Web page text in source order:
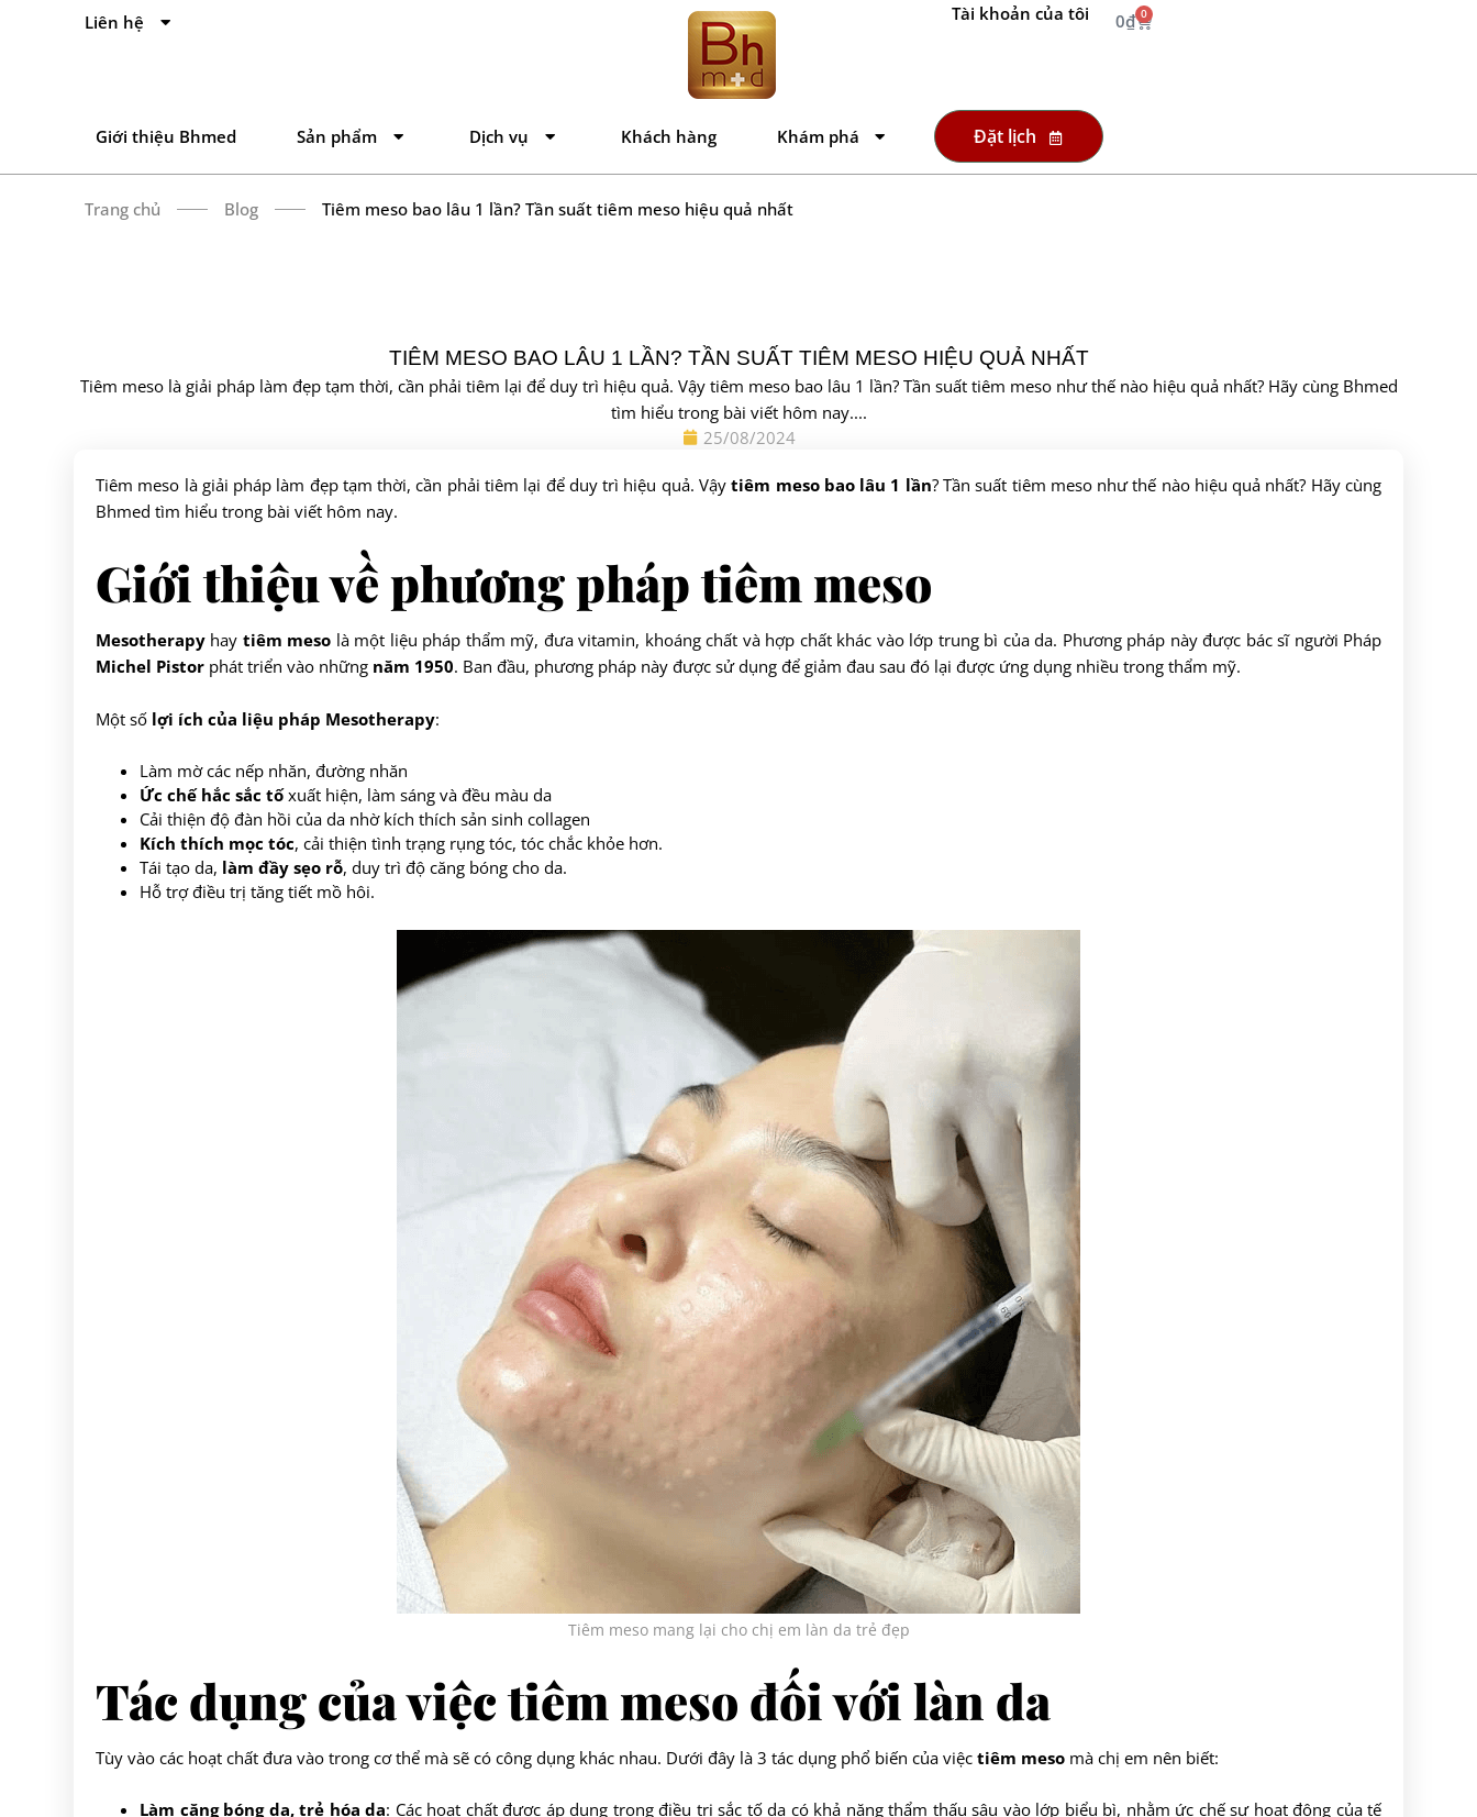
Liên hệ Tài khoản của tôi 0₫ 0
Giới thiệu Bhmed Sản phẩm Dịch vụ Khách hàng Khám phá Đặt lịch
Trang chủ Blog Tiêm meso bao lâu 1 lần? Tần suất tiêm meso hiệu quả nhất
TIÊM MESO BAO LÂU 1 LẦN? TẦN SUẤT TIÊM MESO HIỆU QUẢ NHẤT
Tiêm meso là giải pháp làm đẹp tạm thời, cần phải tiêm lại để duy trì hiệu quả. Vậy tiêm meso bao lâu 1 lần? Tần suất tiêm meso như thế nào hiệu quả nhất? Hãy cùng Bhmed
tìm hiểu trong bài viết hôm nay....
25/08/2024
Tiêm meso là giải pháp làm đẹp tạm thời, cần phải tiêm lại để duy trì hiệu quả. Vậytiêm meso bao lâu 1 lần? Tần suất tiêm meso như thế nào hiệu quả nhất? Hãy cùng
Bhmed tìm hiểu trong bài viết hôm nay.
Giới thiệu về phương pháp tiêm meso
Mesotherapy hay tiêm meso là một liệu pháp thẩm mỹ, đưa vitamin, khoáng chất và hợp chất khác vào lớp trung bì của da. Phương pháp này được bác sĩ người Pháp
Michel Pistor phát triển vào những năm 1950. Ban đầu, phương pháp này được sử dụng để giảm đau sau đó lại được ứng dụng nhiều trong thẩm mỹ.
Một số lợi ích của liệu pháp Mesotherapy:
Làm mờ các nếp nhăn, đường nhăn
Ức chế hắc sắc tốxuất hiện, làm sáng và đều màu da
Cải thiện độ đàn hồi của da nhờ kích thích sản sinh collagen
Kích thích mọc tóc, cải thiện tình trạng rụng tóc, tóc chắc khỏe hơn.
Tái tạo da, làm đầy sẹo rỗ, duy trì độ căng bóng cho da.
Hỗ trợ điều trị tăng tiết mồ hôi.
Tiêm meso mang lại cho chị em làn da trẻ đẹp
Tác dụng của việc tiêm meso đối với làn da
Tùy vào các hoạt chất đưa vào trong cơ thể mà sẽ có công dụng khác nhau. Dưới đây là 3 tác dụng phổ biến của việc tiêm meso mà chị em nên biết:
Làm căng bóng da, trẻ hóa da: Các hoạt chất được áp dụng trong điều trị sắc tố da có khả năng thẩm thấu sâu vào lớp biểu bì, nhằm ức chế sự hoạt động của tế